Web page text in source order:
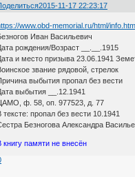
2015-11-17 22:23:17
www.obd-memorial.ru/html/
Иван Васильевич
рождения/Возраст __.__.1915
и место призыва 23.06.1941
звание рядовой, стрелок
выбытия пропал без вести
выбытия __.12.1941
ф. 58, оп. 977523, д. 77
тексте: пропал без вести 10.1941
Безногова Александра
книгу памяти не внесён